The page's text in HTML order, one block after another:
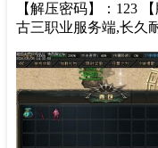
【解压密码】：123
古三职业服务端,长久